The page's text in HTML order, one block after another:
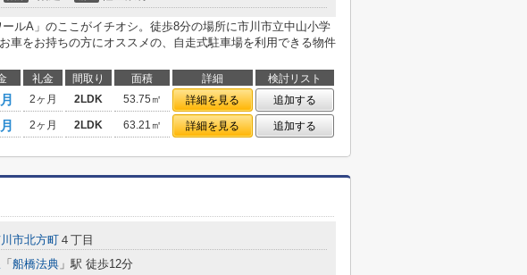
ールA」のここがイチオシ。徒歩8分の場所に市川市立中山小学
車をお持ちの方にオススメの、自走式駐車場を利用できる物件
礼金 間取り 面積 詳細
検討リスト
2ヶ月 2LDK 53.75㎡ 詳細を見る
追加する
2ヶ月 2LDK 63.21㎡ 詳細を見る 追加する
市北方町 ４丁目
「 船橋法典 」駅 徒歩12分